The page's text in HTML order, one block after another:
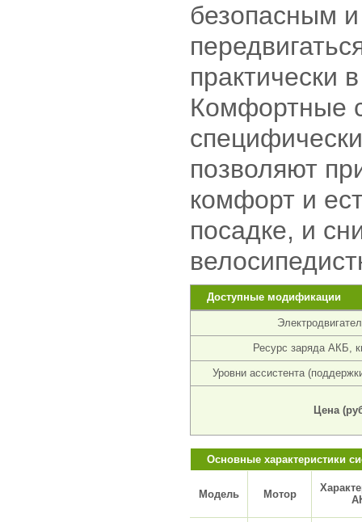
безопасным
практически
Комфортные
позволяют
комфорт и
посадке, и
Доступные модификации
Ресурс заряда АКБ,
Уровни ассистента
Цена
Основные характеристики
Модель Мотор